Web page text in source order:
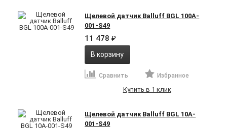
Щелевой датчик Balluff BGL 100A-
001-S49
11 478₽
В корзину
Сравнить Избранное
Купить в 1 клик
Щелевой датчик Balluff BGL 10A-
001-S49